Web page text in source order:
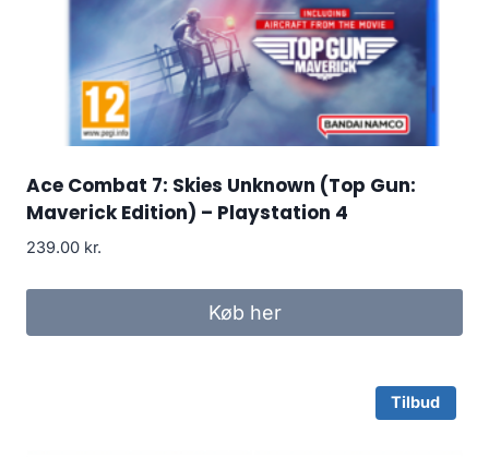
Ace Combat 7: Skies Unknown (Top Gun:
Maverick Edition) – Playstation 4
239.00 kr.
Køb her
Tilbud